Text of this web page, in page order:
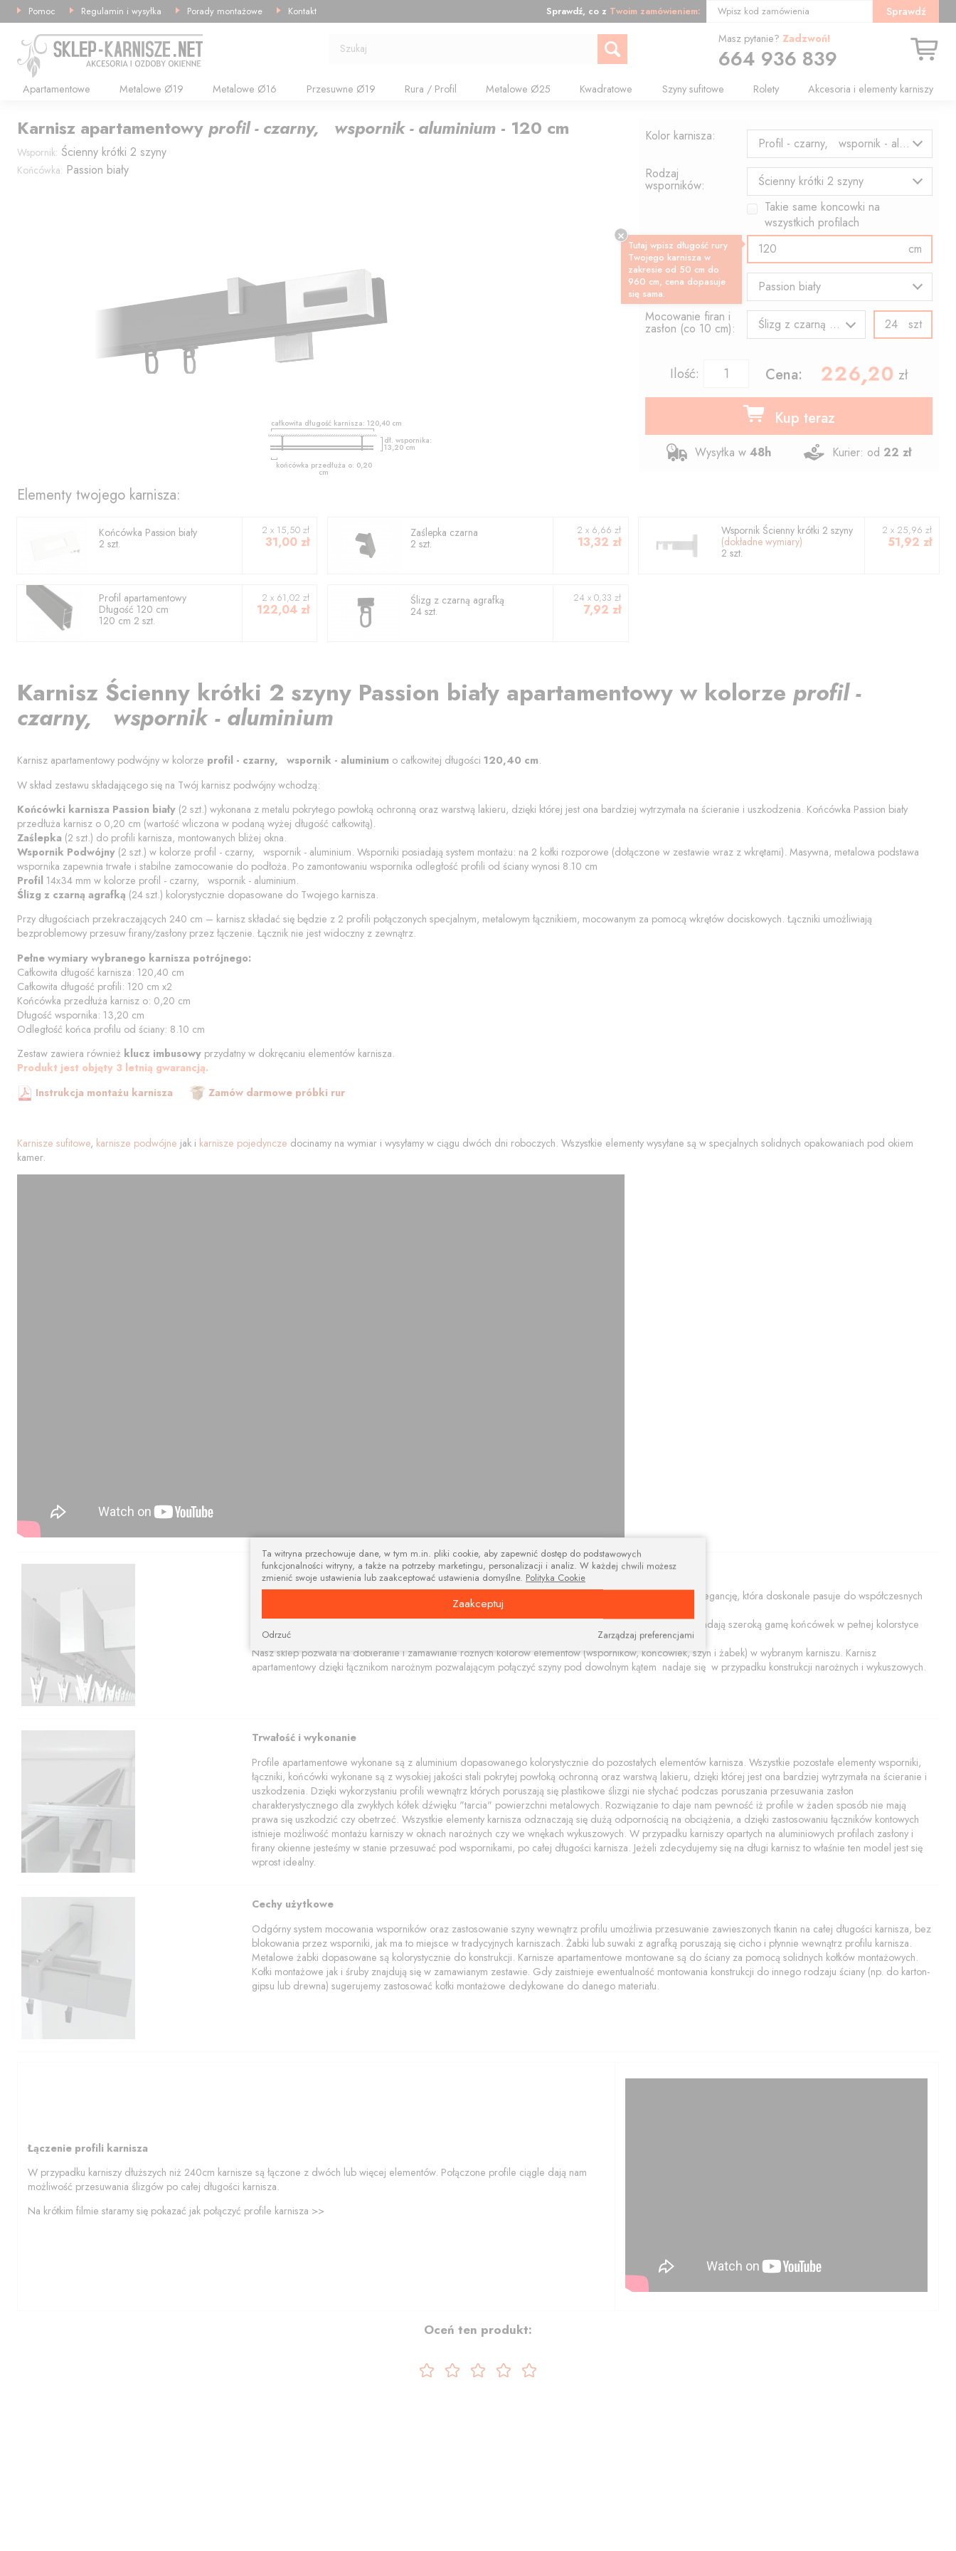
Sprawdź, co z Twoim zamówieniem: Wpisz kod zamówienia Sprawdź
Szukaj
Apartamentowe Metalowe Ø19 Metalowe Ø16 Przesuwne Ø19 Rura / Profil Metalowe Ø25 Kwadratowe Szyny sufitowe Rolety Akcesoria i elementy karniszy
Pomoc Regulamin i wysyłka Porady montażowe Kontakt
Masz pytanie?Zadzwoń!
664 936 839
Karnisz apartamentowy profil - czarny, wspornik - aluminium - 120 cm
Wspornik: Ścienny krótki 2 szyny
Końcówka: Passion biały
całkowita długość karnisza: 120,40cm
dł. wspornika:
13,20cm
końcówka przedłuża o: 0,20
cm
Kolor karnisza:
Profil - czarny, wspornik - aluminium
Rodzaj
wsporników:
Ścienny krótki 2 szyny
Takie same koncowki na
wszystkich profilach
Długość profilu:
cm
Wzór końcówki:
Passion biały
Mocowanie firan i
zasłon (co 10 cm): Ślizg z czarną agrafką szt
Ilość: Cena: , zł
Kup teraz
Wysyłka w 48h Kurier: od 22 zł
Tutaj wpisz długość rury
Twojego karnisza w
zakresie od 50 cm do
960 cm, cena dopasuje
się sama.
Elementy twojego karnisza:
Końcówka Passion biały
2 szt.
2 x 15,50 zł
31,00 zł
Zaślepka czarna
2 szt.
2 x 6,66 zł
13,32 zł
Wspornik Ścienny krótki 2 szyny
(dokładne wymiary)
2 szt.
2 x 25,96 zł
51,92 zł
Profil apartamentowy
Długość 120 cm
120 cm2 szt.
2 x 61,02 zł
122,04 zł
Ślizg z czarną agrafką
24 szt.
24 x 0,33 zł
7,92 zł
Karnisz Ścienny krótki 2 szyny Passion biały apartamentowy w kolorze profil -
czarny, wspornik - aluminium
Karnisz apartamentowy podwójny w kolorze profil - czarny, wspornik - aluminium o całkowitej długości 120,40 cm.
W skład zestawu składającego się na Twój karnisz podwójny wchodzą:
Końcówki karnisza Passion biały (2 szt.) wykonana z metalu pokrytego powłoką ochronną oraz warstwą lakieru, dzięki której jest ona bardziej wytrzymała na ścieranie i uszkodzenia. Końcówka Passion biały
przedłuża karnisz o 0,20 cm (wartość wliczona w podaną wyżej długość całkowitą).
Zaślepka (2 szt.) do profili karnisza, montowanych bliżej okna.
Wspornik Podwójny (2 szt.) w kolorze profil - czarny, wspornik - aluminium. Wsporniki posiadają system montażu: na 2 kołki rozporowe (dołączone w zestawie wraz z wkrętami). Masywna, metalowa podstawa
wspornika zapewnia trwałe i stabilne zamocowanie do podłoża. Po zamontowaniu wspornika odległość profili od ściany wynosi 8.10 cm
Profil 14x34 mm w kolorze profil - czarny, wspornik - aluminium.
Ślizg z czarną agrafką (24 szt.) kolorystycznie dopasowane do Twojego karnisza.
Przy długościach przekraczających 240 cm – karnisz składać się będzie z 2 profili połączonych specjalnym, metalowym łącznikiem, mocowanym za pomocą wkrętów dociskowych. Łączniki umożliwiają
bezproblemowy przesuw firany/zasłony przez łączenie. Łącznik nie jest widoczny z zewnątrz.
Pełne wymiary wybranego karnisza potrójnego:
Całkowita długość karnisza: 120,40 cm
Całkowita długość profili: 120 cm x2
Końcówka przedłuża karnisz o: 0,20 cm
Długość wspornika: 13,20 cm
Odległość końca profilu od ściany: 8.10 cm
Zestaw zawiera również klucz imbusowy przydatny w dokręcaniu elementów karnisza.
Produkt jest objęty 3 letnią gwarancją.
Instrukcja montażu karnisza
Zamów darmowe próbki rur
Karnisze sufitowe, karnisze podwójne jak i karnisze pojedyncze docinamy na wymiar i wysyłamy w ciągu dwóch dni roboczych. Wszystkie elementy wysyłane są w specjalnych solidnych opakowaniach pod okiem
kamer.
Nowoczesny design
Prostokątna szyna i nowoczesne wsporniki i tworzą niebanalną kompozycję estetyczną łączącą prostotę i elegancję, która doskonale pasuje do współczesnych
Karnisze apartamentowe polecamy w trzech kolorach: aluminium szczotkowane, czerny i biały połysk. Posiadają szeroką gamę końcówek w pełnej kolorstyce
profili w tym zakończenia z elementami kryształów Swarovskiego.
Nasz sklep pozwala na dobieranie i zamawianie różnych kolorów elementów (wsporników, końcówiek, szyn i żabek) w wybranym karniszu. Karnisz
apartamentowy dzięki łącznikom narożnym pozwalającym połączyć szyny pod dowolnym kątem nadaje się w przypadku konstrukcji narożnych i wykuszowych.
Trwałość i wykonanie
Profile apartamentowe wykonane są z aluminium dopasowanego kolorystycznie do pozostałych elementów karnisza. Wszystkie pozostałe elementy wsporniki,
łączniki, końcówki wykonane są z wysokiej jakości stali pokrytej powłoką ochronną oraz warstwą lakieru, dzięki której jest ona bardziej wytrzymała na ścieranie i
uszkodzenia. Dzięki wykorzystaniu profili wewnątrz których poruszają się plastikowe ślizgi nie słychać podczas poruszania przesuwania zasłon
charakterystycznego dla zwykłych kółek dźwięku "tarcia" powierzchni metalowych. Rozwiązanie to daje nam pewność iż profile w żaden sposób nie mają
prawa się uszkodzić czy obetrzeć. Wszystkie elementy karnisza odznaczają się dużą odpornością na obciążenia, a dzięki zastosowaniu łączników kontowych
istnieje możliwość montażu karniszy w oknach narożnych czy we wnękach wykuszowych. W przypadku karniszy opartych na aluminiowych profilach zasłony i
firany okienne jesteśmy w stanie przesuwać pod wspornikami, po całej długości karnisza. Jeżeli zdecydujemy się na długi karnisz to właśnie ten model jest się
wprost idealny.
Cechy użytkowe
Odgórny system mocowania wsporników oraz zastosowanie szyny wewnątrz profilu umożliwia przesuwanie zawieszonych tkanin na całej długości karnisza, bez
blokowania przez wsporniki, jak ma to miejsce w tradycyjnych karniszach. Żabki lub suwaki z agrafką poruszają się cicho i płynnie wewnątrz profilu karnisza.
Metalowe żabki dopasowane są kolorystycznie do konstrukcji. Karnisze apartamentowe montowane są do ściany za pomocą solidnych kołków montażowych.
Kołki montażowe jak i śruby znajdują się w zamawianym zestawie. Gdy zaistnieje ewentualność montowania konstrukcji do innego rodzaju ściany (np. do karton-
gipsu lub drewna) sugerujemy zastosować kołki montażowe dedykowane do danego materiału.
Łączenie profili karnisza
W przypadku karniszy dłuższych niż 240cm karnisze są łączone z dwóch lub więcej elementów. Połączone profile ciągle dają nam
możliwość przesuwania ślizgów po całej długości karnisza.
Na krótkim filmie staramy się pokazać jak połączyć profile karnisza >>
Oceń ten produkt:
Ta witryna przechowuje dane, w tym m.in. pliki cookie, aby zapewnić dostęp do podstawowych
funkcjonalności witryny, a także na potrzeby marketingu, personalizacji i analiz. W każdej chwili możesz
zmienić swoje ustawienia lub zaakceptować ustawienia domyślne. Polityka Cookie
Zaakceptuj
Zarządzaj preferencjami
Odrzuć